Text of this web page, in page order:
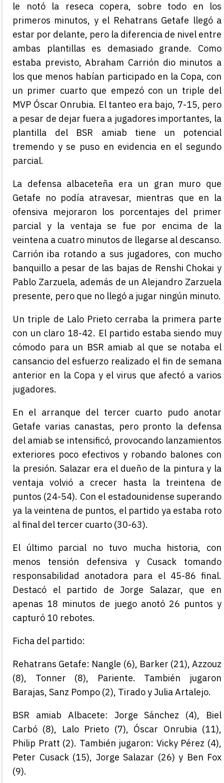
le notó la reseca copera, sobre todo en los
primeros minutos, y el Rehatrans Getafe llegó a
estar por delante, pero la diferencia de nivel entre
ambas plantillas es demasiado grande. Como
estaba previsto, Abraham Carrión dio minutos a
los que menos habían participado en la Copa, con
un primer cuarto que empezó con un triple del
MVP Óscar Onrubia. El tanteo era bajo, 7-15, pero
a pesar de dejar fuera a jugadores importantes, la
plantilla del BSR amiab tiene un potencial
tremendo y se puso en evidencia en el segundo
parcial.
La defensa albaceteña era un gran muro que
Getafe no podía atravesar, mientras que en la
ofensiva mejoraron los porcentajes del primer
parcial y la ventaja se fue por encima de la
veintena a cuatro minutos de llegarse al descanso.
Carrión iba rotando a sus jugadores, con mucho
banquillo a pesar de las bajas de Renshi Chokai y
Pablo Zarzuela, además de un Alejandro Zarzuela
presente, pero que no llegó a jugar ningún minuto.
Un triple de Lalo Prieto cerraba la primera parte
con un claro 18-42. El partido estaba siendo muy
cómodo para un BSR amiab al que se notaba el
cansancio del esfuerzo realizado el fin de semana
anterior en la Copa y el virus que afectó a varios
jugadores.
En el arranque del tercer cuarto pudo anotar
Getafe varias canastas, pero pronto la defensa
del amiab se intensificó, provocando lanzamientos
exteriores poco efectivos y robando balones con
la presión. Salazar era el dueño de la pintura y la
ventaja volvió a crecer hasta la treintena de
puntos (24-54). Con el estadounidense superando
ya la veintena de puntos, el partido ya estaba roto
al final del tercer cuarto (30-63).
El último parcial no tuvo mucha historia, con
menos tensión defensiva y Cusack tomando
responsabilidad anotadora para el 45-86 final.
Destacó el partido de Jorge Salazar, que en
apenas 18 minutos de juego anotó 26 puntos y
capturó 10 rebotes.
Ficha del partido:
Rehatrans Getafe: Nangle (6), Barker (21), Azzouz
(8), Tonner (8), Pariente. También jugaron
Barajas, Sanz Pompo (2), Tirado y Julia Artalejo.
BSR amiab Albacete: Jorge Sánchez (4), Biel
Carbó (8), Lalo Prieto (7), Óscar Onrubia (11),
Philip Pratt (2). También jugaron: Vicky Pérez (4),
Peter Cusack (15), Jorge Salazar (26) y Ben Fox
(9).